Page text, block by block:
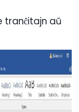
tranĉitajn aŭ